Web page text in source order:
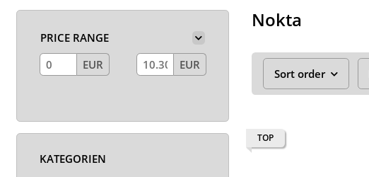
Nokta
Sort order
TOP
PRICE RANGE
EUR
EUR
KATEGORIEN